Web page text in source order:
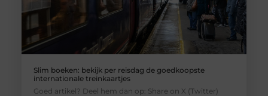
Slim boeken: bekijk per reisdag de goedkoopste
internationale treinkaartjes
Goed artikel? Deel hem dan op: Share on X (Twitter)